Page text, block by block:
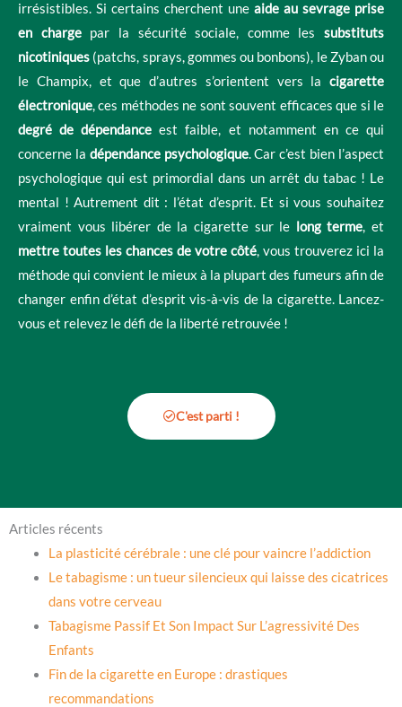
irrésistibles. Si certains cherchent une aide au sevrage prise
en chargepar la sécurité sociale, comme les substituts
nicotiniques (patchs, sprays, gommes ou bonbons), le Zyban ou
le Champix, et que d’autres s’orientent vers la cigarette
électronique, ces méthodes ne sont souvent efficaces que si le
degré de dépendance est faible, et notamment en ce qui
concerne la dépendance psychologique. Car c’est bien l’aspect
psychologique qui est primordial dans un arrêt du tabac ! Le
mental ! Autrement dit : l’état d’esprit. Et si vous souhaitez
vraiment vous libérer de la cigarette sur le long terme, et
mettre toutes les chances de votre côté, vous trouverez ici la
méthode qui convient le mieux à la plupart des fumeurs afin de
changer enfin d’état d’esprit vis-à-vis de la cigarette. Lancez-
vous et relevez le défi de la liberté retrouvée !
C'est parti !
Articles récents
La plasticité cérébrale : une clé pour vaincre l’addiction
Le tabagisme : un tueur silencieux qui laisse des cicatrices
dans votre cerveau
Tabagisme Passif Et Son Impact Sur L’agressivité Des
Enfants
Fin de la cigarette en Europe : drastiques
recommandations